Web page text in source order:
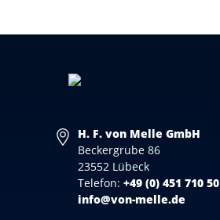
H. F. von Melle GmbH
Beckergrube 86
23552 Lübeck
Telefon: +49 (0) 451 710 50
info@von-melle.de